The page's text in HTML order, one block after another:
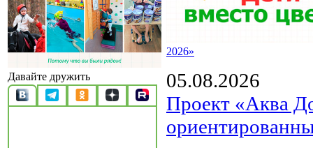
Давайте дружить
2026»
05.08.2026
Проект «Аква